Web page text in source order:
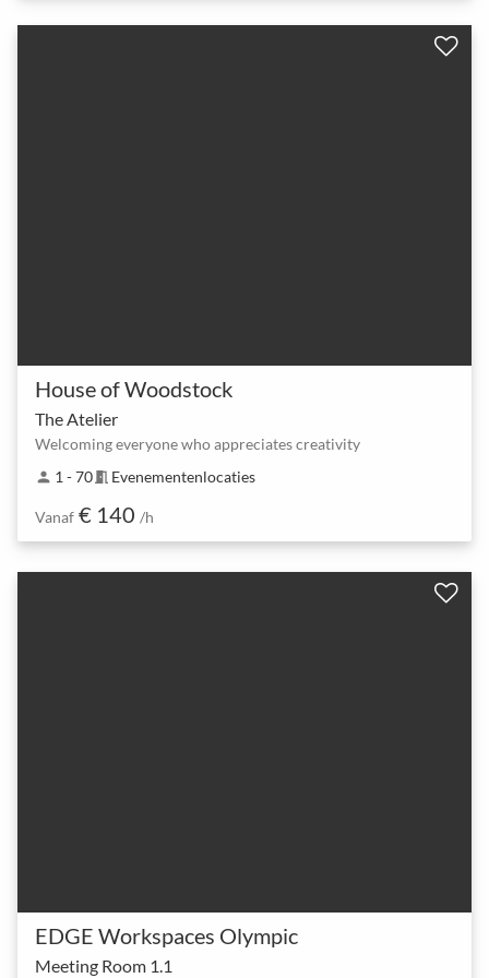
House of Woodstock
The Atelier
Welcoming everyone who appreciates creativity
person 1 - 70meeting_room Evenementenlocaties
Vanaf € 140 /h
EDGE Workspaces Olympic
Meeting Room 1.1